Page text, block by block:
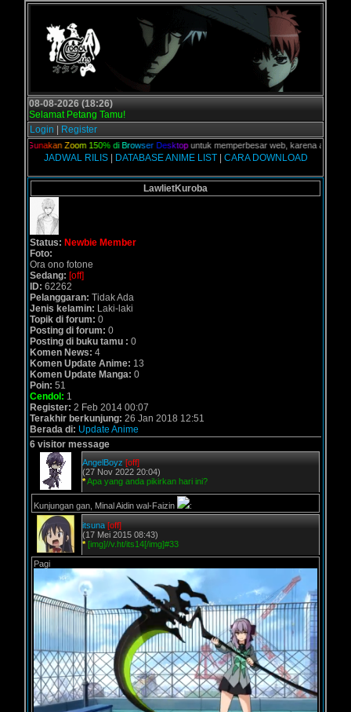
08-08-2026 (18:26)
Selamat Petang Tamu!
Login
Register
nakan Zoom 150% di Browser De sktopuntuk memperbesar web, karena aslinya
JADWAL RILIS| DATABASE ANIME LIST| CARA DOWNLOAD
LawlietKuroba
Status: Newbie Member
Foto:
Ora ono fotone
Sedang: [off]
ID: 62262
Pelanggaran: Tidak Ada
Jenis kelamin: Laki-laki
Topik di forum: 0
Posting di forum: 0
Posting di buku tamu : 0
Komen News: 4
Komen Update Anime: 13
Komen Update Manga: 0
Poin: 51
Cendol: 1
Register: 2 Feb 2014 00:07
Terakhir berkunjung: 26 Jan 2018 12:51
Berada di: Update Anime
6 visitor message
AngelBoyz [off]
(27 Nov 2022 20:04)
*Apa yang anda pikirkan hari ini?
Kunjungan gan, Minal Aidin wal-Faizin :
itsuna [off]
(17 Mei 2015 08:43)
* [img]//v.ht/its14[/img]#33
Pagi